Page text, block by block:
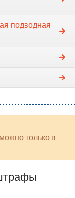
подводная
только в